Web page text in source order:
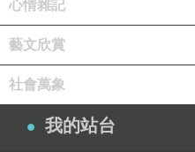
愛馬氏
美酒加咖啡是很
在youtube打入美
心情雜記
藝文欣賞
社會萬象
我的站台